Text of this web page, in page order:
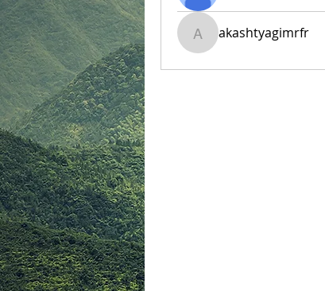
akashtyagimrfr
akashtyagimrfr